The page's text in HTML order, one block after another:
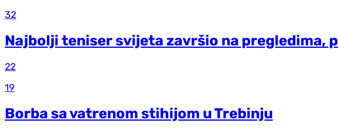
32
Najbolji teniser svijeta završio na pregledima,
22
19
Borba sa vatrenom stihijom u Trebinju